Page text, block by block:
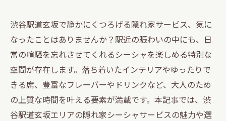
渋谷駅道玄坂で静かにくつろげる隠れ家サービス、気に
なったことはありませんか？駅近の賑わいの中にも、日
常の喧騒を忘れさせてくれるシーシャを楽しめる特別な
空間が存在します。落ち着いたインテリアやゆったりで
きる席、豊富なフレーバーやドリンクなど、大人のため
の上質な時間を叶える要素が満載です。本記事では、渋
谷駅道玄坂エリアの隠れ家シーシャサービスの魅力や選